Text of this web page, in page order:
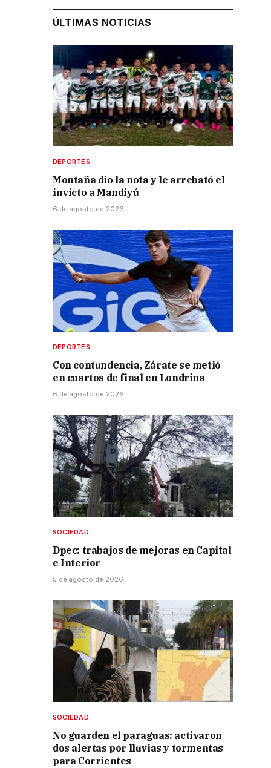
ÚLTIMAS NOTICIAS
DEPORTES
Montaña dio la nota y le arrebató el
invicto a Mandiyú
6 de agosto de 2026
DEPORTES
Con contundencia, Zárate se metió
en cuartos de final en Londrina
6 de agosto de 2026
SOCIEDAD
Dpec: trabajos de mejoras en Capital
e Interior
5 de agosto de 2026
SOCIEDAD
No guarden el paraguas: activaron
dos alertas por lluvias y tormentas
para Corrientes